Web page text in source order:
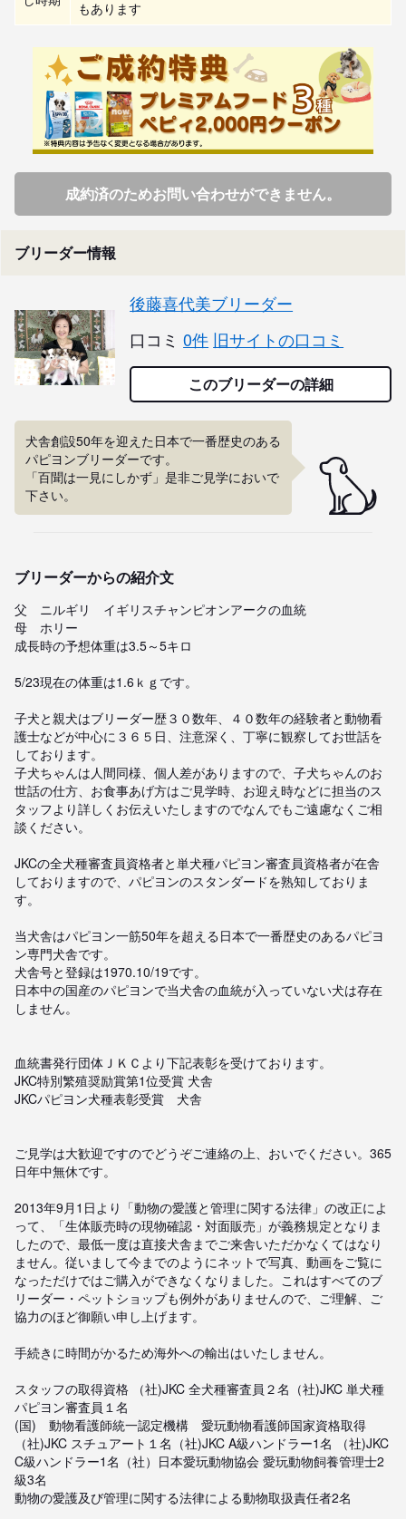
もあります
成約済のためお問い合わせができません。
ブリーダー情報
後藤喜代美ブリーダー
口コミ 0件 旧サイトの口コミ
このブリーダーの詳細
犬舎創設50年を迎えた日本で一番歴史のある
パピヨンブリーダーです。
「百聞は一見にしかず」是非ご見学においで
下さい。
ブリーダーからの紹介文
父　ニルギリ　イギリスチャンピオンアークの血統
母　ホリー
成長時の予想体重は3.5～5キロ
5/23現在の体重は1.6ｋｇです。
子犬と親犬はブリーダー歴３０数年、４０数年の経験者と動物看
護士などが中心に３６５日、注意深く、丁寧に観察してお世話を
しております。
子犬ちゃんは人間同様、個人差がありますので、子犬ちゃんのお
世話の仕方、お食事あげ方はご見学時、お迎え時などに担当のス
タッフより詳しくお伝えいたしますのでなんでもご遠慮なくご相
談ください。
JKCの全犬種審査員資格者と単犬種パピヨン審査員資格者が在舎
しておりますので、パピヨンのスタンダードを熟知しておりま
す。
当犬舎はパピヨン一筋50年を超える日本で一番歴史のあるパピヨ
ン専門犬舎です。
犬舎号と登録は1970.10/19です。
日本中の国産のパピヨンで当犬舎の血統が入っていない犬は存在
しません。
血統書発行団体ＪＫＣより下記表彰を受けております。
JKC特別繁殖奨励賞第1位受賞 犬舎
JKCパピヨン犬種表彰受賞　犬舎
ご見学は大歓迎ですのでどうぞご連絡の上、おいでください。365
日年中無休です。
2013年9月1日より「動物の愛護と管理に関する法律」の改正によ
って、「生体販売時の現物確認・対面販売」が義務規定となりま
したので、最低一度は直接犬舎までご来舎いただかなくてはなり
ません。従いまして今までのようにネットで写真、動画をご覧に
なっただけではご購入ができなくなりました。これはすべてのブ
リーダー・ペットショップも例外がありませんので、ご理解、ご
協力のほど御願い申し上げます。
手続きに時間がかるため海外への輸出はいたしません。
スタッフの取得資格 （社)JKC 全犬種審査員２名（社)JKC 単犬種
パピヨン審査員１名
(国)　動物看護師統一認定機構　愛玩動物看護師国家資格取得
（社)JKC スチュアート１名（社)JKC A級ハンドラー1名 （社)JKC
C級ハンドラー1名（社）日本愛玩動物協会 愛玩動物飼養管理士2
級3名
動物の愛護及び管理に関する法律による動物取扱責任者2名